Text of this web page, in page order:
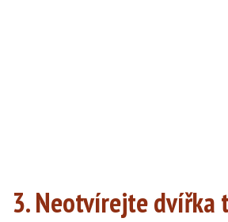
3. Neotvírejte dvířka